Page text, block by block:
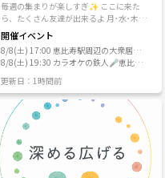
のグループキャンプを行います。 初心者
の方も多く、焚き火の起こし方やロープ
を使って自分で寝床を作れるようになる
など、本格的な技術を遊びながら学べま
す。初参加だと勇気がいるかもしれませ
のキャンプ(初心者～) ・フォーカストビ
バーク(初級者～) ・自給自足亀五郎ごっ
こ(中級者～) ・無人島生活(今のところ上
級者～) ▼過去の雰囲気です →https://tu
nagate.com/blogs/BOg79vO8 ディスカ
バリーチャンネルが好きな人にはこの上
なくピッタリです。潔癖症の方にはあま
り向いてないかもしれません。 大自然で
しよう✨
毎週の集まりが楽しすぎ✨ ここに来た
ら、たくさん友達が出来るよ 月･水･木
は、ご飯会中心！ 金･土･日は飲み会たく
さん～朝まで飲んだり歌ったり～✨ ♥♥
本当の友達作りをしよう ♥♥ 転勤で来た
よ～っとか、新しい友達の場所が欲し
い！ って人には特におススメ✨新たな楽
合 ♦♦ 池袋メインで楽しんでるよ！ 💟
💟 集まりの企画 💟💟 🍳集まったメンバ
ーで作る手作り系オフ会 タコパ🐙餃子
🥟ハンバーガー🍔鍋🍲等 🎤みんなで合
唱～カラオケ飲み会✨ 🌸季節系オフ会
正月🎍ハロウィン🎃クリスマス🎄
カウントダウン🍾等 🤔メンバーで企画す
開催イベント
8/8(土) 17:00 恵比寿駅周辺の大衆居酒
屋
8/8(土) 19:30 カラオケの鉄人🎤恵比寿
更新日：1時間前